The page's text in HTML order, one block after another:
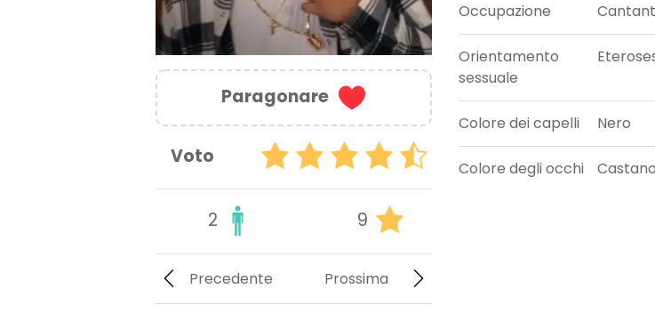
Paragonare
Voto
2 9
Prossima
Precedente
Occupazione
Orientamento
sessuale
Colore dei capelli Nero
Colore degli occhi Castano